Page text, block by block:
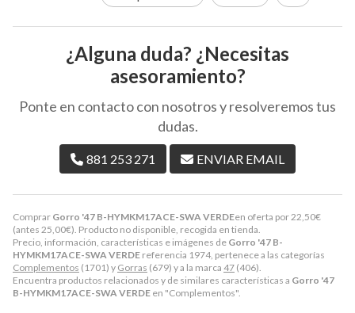
Comprar Gorro '47 B-HYMKM17ACE-SWA VERDEen oferta por 22,50€
(antes 25,00€). Producto no disponible, recogida en tienda.
Precio, información, características e imágenes de Gorro '47 B-
HYMKM17ACE-SWA VERDE referencia 1974, pertenece a las categorías
Complementos (1701) y Gorras (679) y a la marca 47 (406).
Encuentra productos relacionados y de similares características a Gorro '47
B-HYMKM17ACE-SWA VERDE en "Complementos".
¿Alguna duda? ¿Necesitas
asesoramiento?
Ponte en contacto con nosotros y resolveremos tus
dudas.
881 253 271 ENVIAR EMAIL